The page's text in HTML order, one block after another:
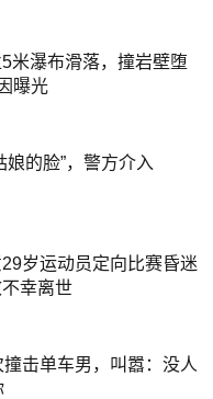
米瀑布滑落，撞岩壁堕
曝光
娘的脸”，警方介入
岁运动员定向比赛昏迷
幸离世
击单车男，叫嚣：没人